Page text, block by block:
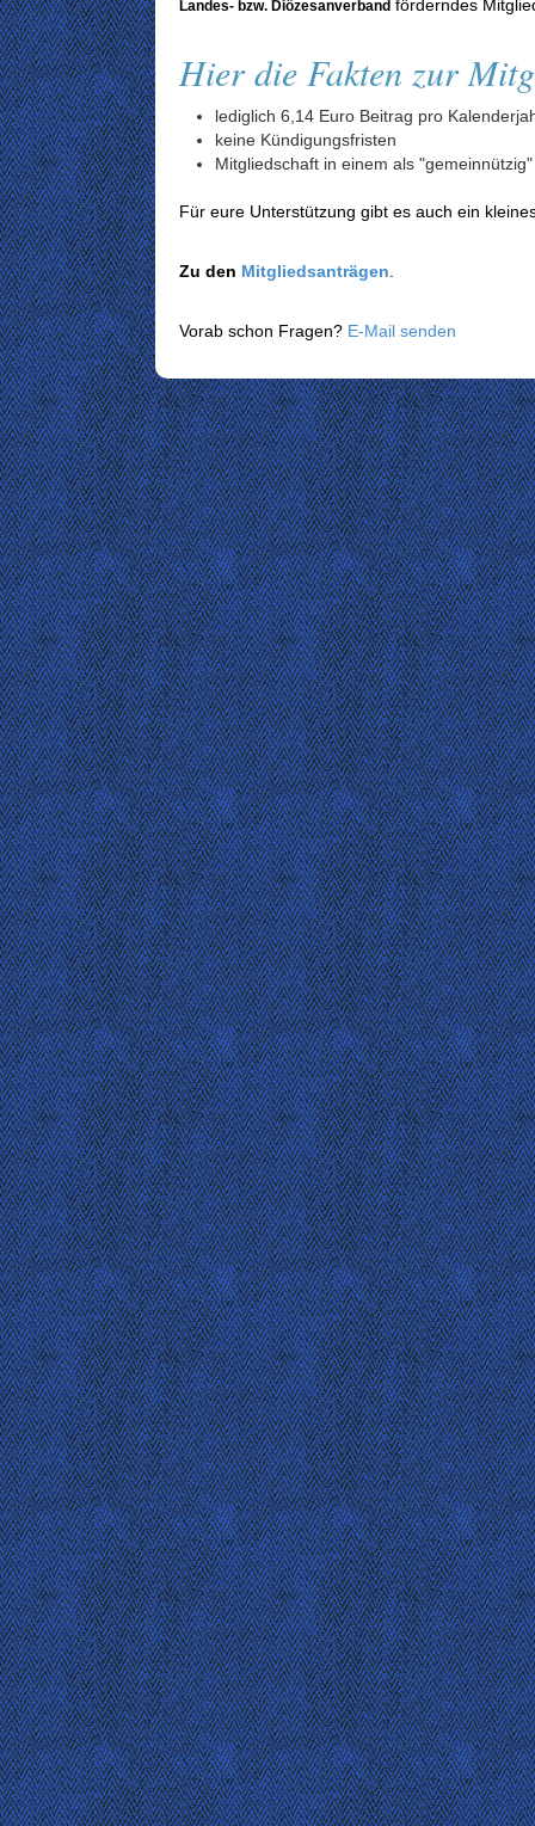
Landes- bzw. Diözesanverband förderndes
Hier die Fakten zur
lediglich 6,14 Euro Beitrag pro
keine Kündigungsfristen
Mitgliedschaft in einem als
Für eure Unterstützung gibt es auch ein
Zu den Mitgliedsanträgen
Vorab schon Fragen? E-Mail senden